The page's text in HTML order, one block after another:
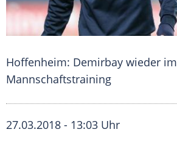
Hoffenheim: Demirbay wieder im
Mannschaftstraining
27.03.2018 - 13:03 Uhr